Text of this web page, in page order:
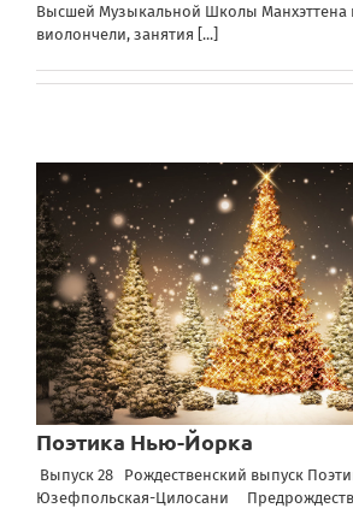
Высшей Музыкальной Школы Манхэттена
виолончели, занятия [...]
Поэтика Нью-Йорка
Выпуск 28 Рождественский выпуск
Юзефпольская-Цилосани